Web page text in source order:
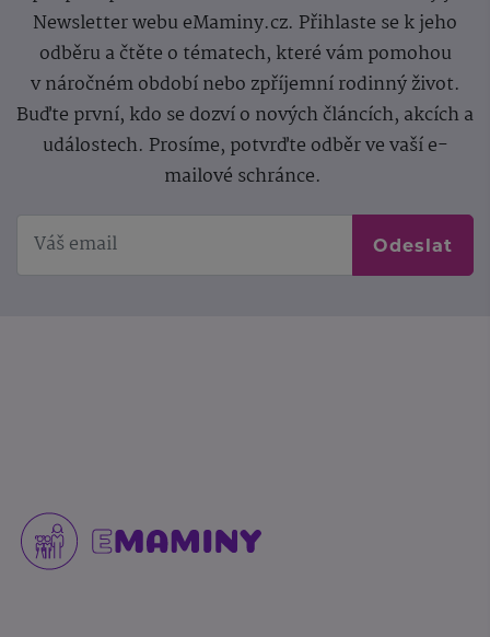
Newsletter webu eMaminy.cz. Přihlaste se k jeho
odběru a čtěte o tématech, které vám pomohou
v náročném období nebo zpříjemní rodinný život.
Buďte první, kdo se dozví o nových článcích, akcích a
událostech. Prosíme, potvrďte odběr ve vaší e-
mailové schránce.
Odeslat